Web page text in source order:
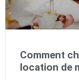
Comment
location de